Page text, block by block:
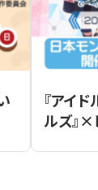
『アイ
ルズ』×